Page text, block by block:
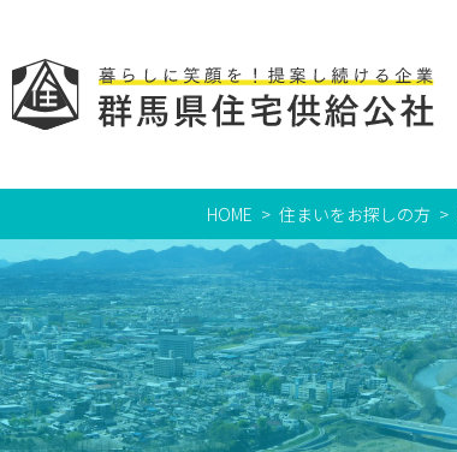
HOME 住まいをお探しの方